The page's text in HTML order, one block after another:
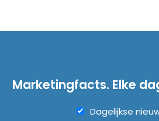
Marketingfacts. Elke
Dagelijkse